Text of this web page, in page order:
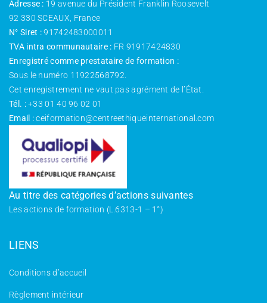
Adresse : 19 avenue du Président Franklin Roosevelt
92 330 SCEAUX, France
N° Siret :91742483000011
TVA intra communautaire : FR 91917424830
Enregistré comme prestataire de formation :
Sous le numéro 11922568792.
Cet enregistrement ne vaut pas agrément de l’État.
Tél. :+33 01 40 96 02 01
Email : ceiformation@centreethiqueinternational.com
Au titre des catégories d’actions suivantes
Les actions de formation (L.6313-1 – 1°)
LIENS
Conditions d’accueil
Règlement intérieur